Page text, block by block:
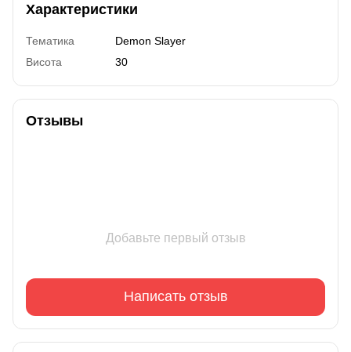
Характеристики
Тематика
Demon Slayer
Висота
30
Отзывы
Добавьте первый отзыв
Написать отзыв